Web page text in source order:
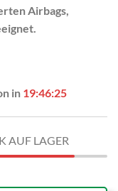
Airbags,
in 19:46:24
AUF LAGER